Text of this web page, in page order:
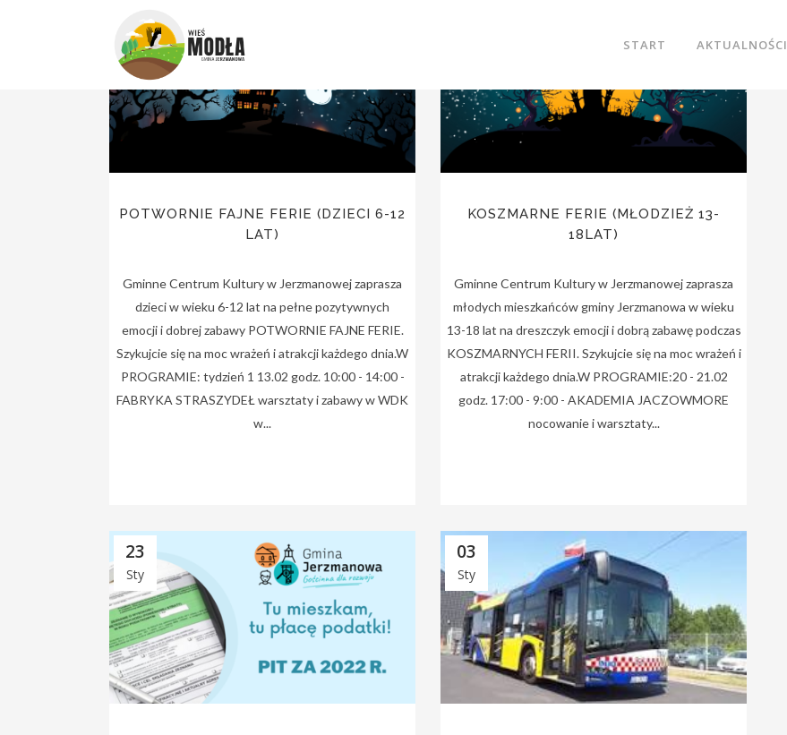
START AKTUALNOŚCI
23
Sty
POTWORNIE FAJNE FERIE (DZIECI 6-12
LAT)
Gminne Centrum Kultury w Jerzmanowej zaprasza
dzieci w wieku 6-12 lat na pełne pozytywnych
emocji i dobrej zabawy POTWORNIE FAJNE FERIE.
Szykujcie się na moc wrażeń i atrakcji każdego dnia.W
PROGRAMIE: tydzień 1 13.02 godz. 10:00 - 14:00 -
FABRYKA STRASZYDEŁ warsztaty i zabawy w WDK
w...
KOSZMARNE FERIE (MŁODZIEŻ 13-
18LAT)
Gminne Centrum Kultury w Jerzmanowej zaprasza
młodych mieszkańców gminy Jerzmanowa w wieku
13-18 lat na dreszczyk emocji i dobrą zabawę podczas
KOSZMARNYCH FERII. Szykujcie się na moc wrażeń i
atrakcji każdego dnia.W PROGRAMIE:20 - 21.02
godz. 17:00 - 9:00 - AKADEMIA JACZOWMORE
nocowanie i warsztaty...
23
Sty
03
Sty